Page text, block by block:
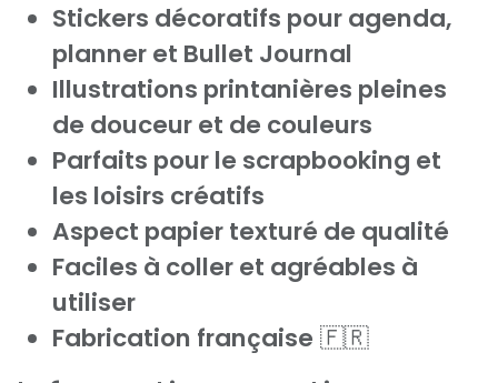
Stickers décoratifs pour agenda,
planner et Bullet Journal
Illustrations printanières pleines
de douceur et de couleurs
Parfaits pour le scrapbooking et
les loisirs créatifs
Aspect papier texturé de qualité
Faciles à coller et agréables à
utiliser
Fabrication française 🇫🇷